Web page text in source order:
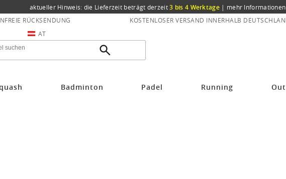
aktueller Hinweis: die Lieferzeit beträgt derzeit3 bis 4 Werktage | mehr
RÜCKSENDUNG KOSTENLOSER VERSAND INNERHALB
AT
Badminton Padel Running